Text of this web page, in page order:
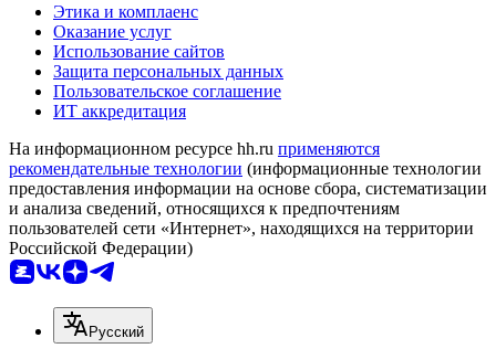
Этика и комплаенс
Оказание услуг
Использование сайтов
Защита персональных данных
Пользовательское соглашение
ИТ аккредитация
На информационном ресурсе hh.ru применяются
рекомендательные технологии (информационные технологии
предоставления информации на основе сбора, систематизации
и анализа сведений, относящихся к предпочтениям
пользователей сети «Интернет», находящихся на территории
Российской Федерации)
Русский